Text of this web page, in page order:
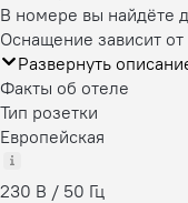
В номере вы найдёте
Оснащение зависит
Развернуть
Факты об отеле
Тип розетки
Европейская
230 В / 50 Гц